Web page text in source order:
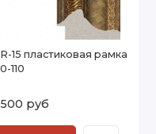
15 пластиковая рамка
110
руб